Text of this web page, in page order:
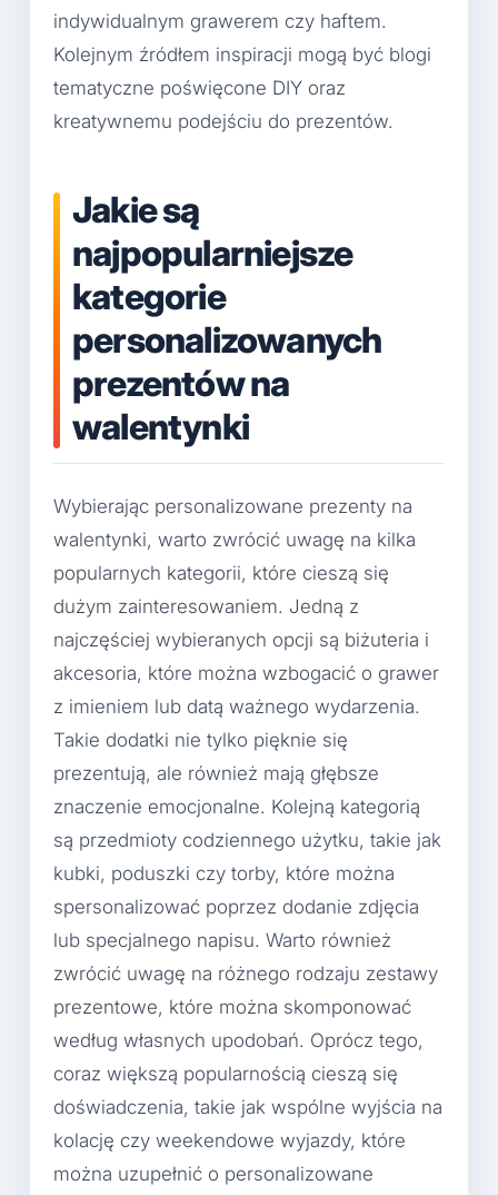
indywidualnym grawerem czy haftem.
Kolejnym źródłem inspiracji mogą być blogi
tematyczne poświęcone DIY oraz
kreatywnemu podejściu do prezentów.
Jakie są
najpopularniejsze
kategorie
personalizowanych
prezentów na
walentynki
Wybierając personalizowane prezenty na
walentynki, warto zwrócić uwagę na kilka
popularnych kategorii, które cieszą się
dużym zainteresowaniem. Jedną z
najczęściej wybieranych opcji są biżuteria i
akcesoria, które można wzbogacić o grawer
z imieniem lub datą ważnego wydarzenia.
Takie dodatki nie tylko pięknie się
prezentują, ale również mają głębsze
znaczenie emocjonalne. Kolejną kategorią
są przedmioty codziennego użytku, takie jak
kubki, poduszki czy torby, które można
spersonalizować poprzez dodanie zdjęcia
lub specjalnego napisu. Warto również
zwrócić uwagę na różnego rodzaju zestawy
prezentowe, które można skomponować
według własnych upodobań. Oprócz tego,
coraz większą popularnością cieszą się
doświadczenia, takie jak wspólne wyjścia na
kolację czy weekendowe wyjazdy, które
można uzupełnić o personalizowane